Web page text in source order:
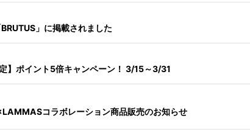
」に掲載されました
定】ポイント5倍キャンペーン！ 3/15～3/31
コラボレーション商品販売のお知らせ